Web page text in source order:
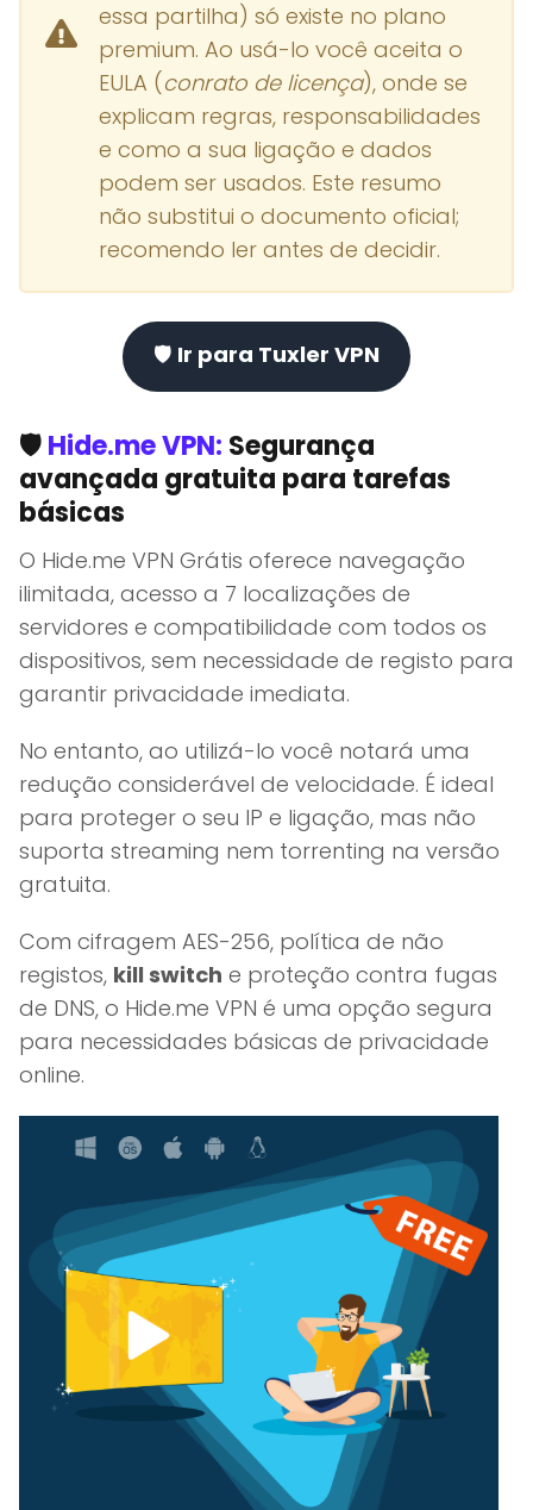
essa partilha) só existe no plano
premium. Ao usá-lo você aceita o
EULA (conrato de licença), onde se
explicam regras, responsabilidades
e como a sua ligação e dados
podem ser usados. Este resumo
não substitui o documento oficial;
recomendo ler antes de decidir.
🛡️ Ir para Tuxler VPN
🛡️Hide.me VPN: Segurança
avançada gratuita para tarefas
básicas
O Hide.me VPN Grátis oferece navegação
ilimitada, acesso a 7 localizações de
servidores e compatibilidade com todos os
dispositivos, sem necessidade de registo para
garantir privacidade imediata.
No entanto, ao utilizá-lo você notará uma
redução considerável de velocidade. É ideal
para proteger o seu IP e ligação, mas não
suporta streaming nem torrenting na versão
gratuita.
Com cifragem AES-256, política de não
registos, kill switch e proteção contra fugas
de DNS, o Hide.me VPN é uma opção segura
para necessidades básicas de privacidade
online.